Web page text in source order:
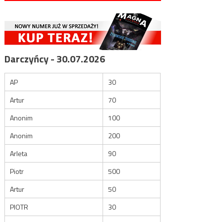
Darczyńcy - 30.07.2026
AP
30
Artur
70
Anonim
100
Anonim
200
Arleta
90
Piotr
500
Artur
50
PIOTR
30